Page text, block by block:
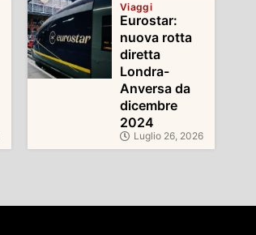
Viaggi
Eurostar:
nuova rotta
diretta
Londra-
Anversa da
dicembre
2024
Luglio 26, 2026